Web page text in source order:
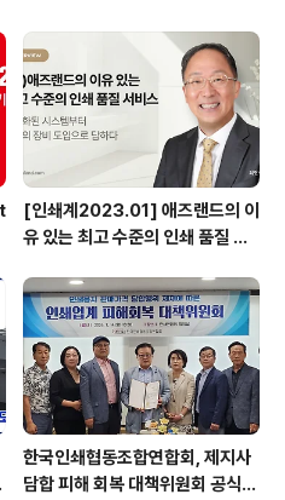
탁월한 잉크젯 인
하고 제작한 언
로 코닥 EKTAC
..
[인쇄계2023.01] 애즈랜드의 이
유 있는 최고 수준의 인쇄 품질 서
장비 도입으로 답하다 - ㈜애즈랜
드 최현수 대표이사
한국인쇄협동조합연합회, 제지사
담합 피해 회복 대책위원회 공식